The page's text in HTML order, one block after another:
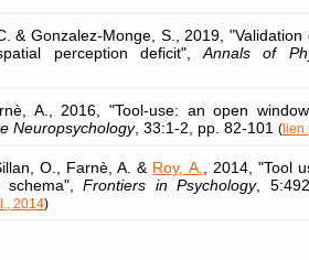
& Gonzalez-Monge, S., 2019,
perception deficit",Annals of
A., 2016, "Tool-use: an open
Neuropsychology, 33:1-2, pp. 82-101 (lien
O., Farnè, A. & Roy, A.
, 2014, "Tool
schema",Frontiers in Psychology,
2014)